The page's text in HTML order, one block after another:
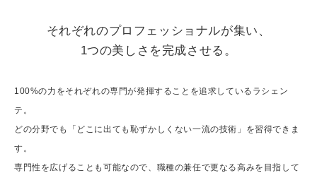
それぞれのプロフェッショナルが集い、
1つの美しさを完成させる。
100%の力をそれぞれの専門が発揮することを追求しているラシェン
テ。
どの分野でも「どこに出ても恥ずかしくない一流の技術」を習得できま
す。
専門性を広げることも可能なので、職種の兼任で更なる高みを目指して